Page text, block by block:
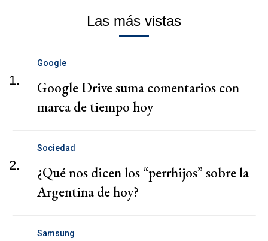
Las más vistas
1.
Google
Google Drive suma comentarios con
marca de tiempo hoy
2.
Sociedad
¿Qué nos dicen los “perrhijos” sobre la
Argentina de hoy?
Samsung